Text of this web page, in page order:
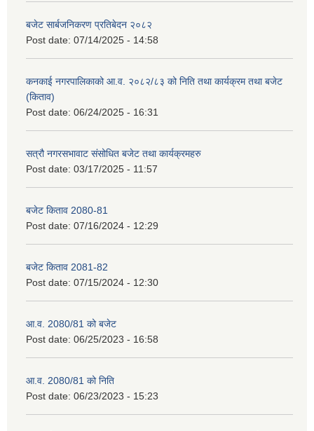
बजेट सार्बजनिकरण प्रतिबेदन २०८२
Post date: 07/14/2025 - 14:58
कनकाई नगरपालिकाको आ.व. २०८२/८३ को निति तथा कार्यक्रम तथा बजेट
(किताव)
Post date: 06/24/2025 - 16:31
सत्रौ नगरसभावाट संसोधित बजेट तथा कार्यक्रमहरु
Post date: 03/17/2025 - 11:57
बजेट किताव 2080-81
Post date: 07/16/2024 - 12:29
बजेट किताव 2081-82
Post date: 07/15/2024 - 12:30
आ.व. 2080/81 को बजेट
Post date: 06/25/2023 - 16:58
आ.व. 2080/81 को निति
Post date: 06/23/2023 - 15:23